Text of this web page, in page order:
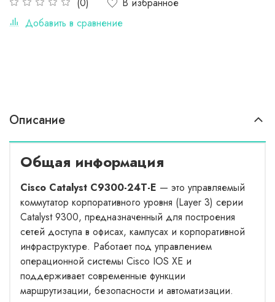
(0)
Добавить в сравнение
Описание
Общая информация
Cisco Catalyst C9300-24T-E — это управляемый
коммутатор корпоративного уровня (Layer 3) серии
Catalyst 9300, предназначенный для построения
сетей доступа в офисах, кампусах и корпоративной
инфраструктуре. Работает под управлением
операционной системы Cisco IOS XE и
поддерживает современные функции
маршрутизации, безопасности и автоматизации.